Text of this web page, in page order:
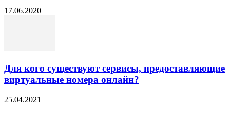
17.06.2020
Для кого существуют сервисы, предоставляющие
виртуальные номера онлайн?
25.04.2021